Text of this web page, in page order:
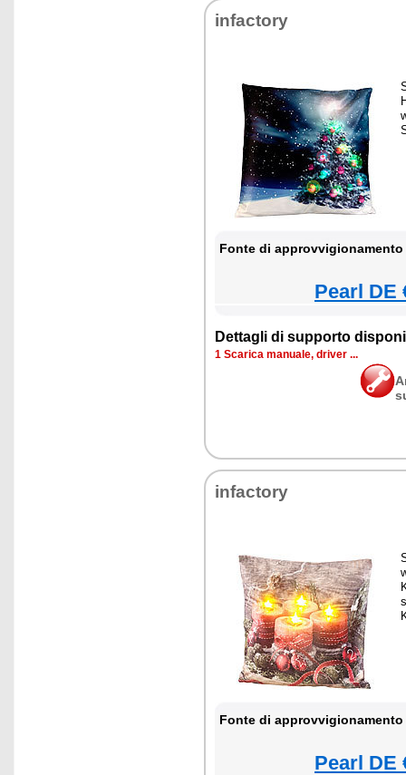
infactory
Fonte di
Pearl DE
Dettagli di supporto
1 Scarica manuale, driver ...
infactory
Fonte di
Pearl DE